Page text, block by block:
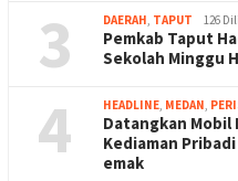
3 DAERAH, TAPUT 126
Pemkab Taput
Sekolah Minggu
4 HEADLINE, MEDAN,
Datangkan Mobil
Kediaman
emak